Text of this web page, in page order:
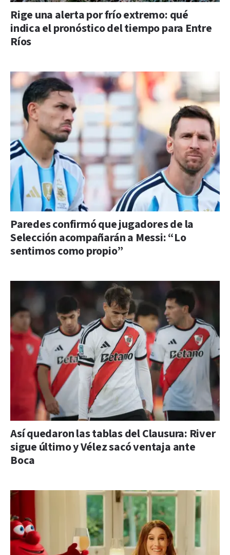
Rige una alerta por frío extremo: qué
indica el pronóstico del tiempo para Entre
Ríos
Paredes confirmó que jugadores de la
Selección acompañarán a Messi: “Lo
sentimos como propio”
Así quedaron las tablas del Clausura: River
sigue último y Vélez sacó ventaja ante
Boca